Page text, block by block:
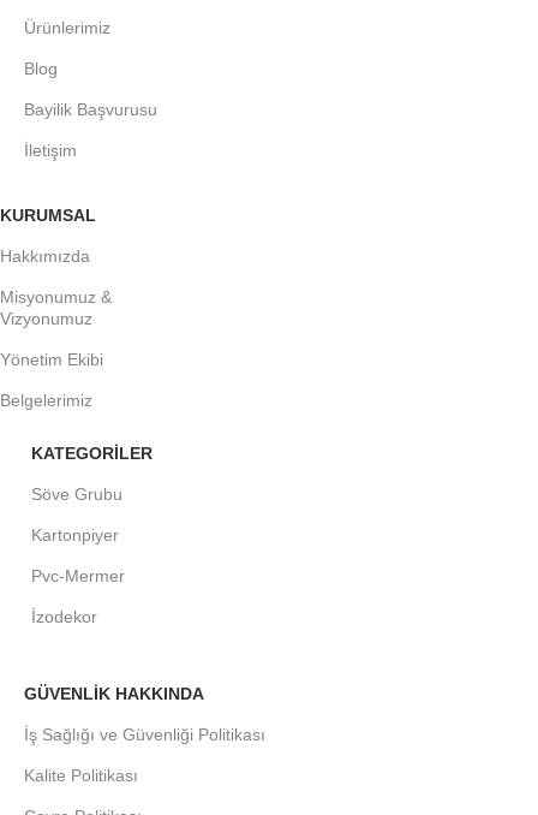
Ürünlerimiz
Blog
Bayilik Başvurusu
İletişim
KURUMSAL
Hakkımızda
Misyonumuz &
Vizyonumuz
Yönetim Ekibi
Belgelerimiz
KATEGORİLER
Söve Grubu
Kartonpiyer
Pvc-Mermer
İzodekor
GÜVENLİK HAKKINDA
İş Sağlığı ve Güvenliği Politikası
Kalite Politikası